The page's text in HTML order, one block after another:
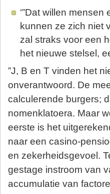
‘”Dat willen
kunnen ze zich niet
zal straks voor een
het nieuwe stelsel,
”J, B en T vinden het
onverantwoord. De
calculerende burgers;
nomenklatoera. Maar
eerste is het
naar een casino-
en zekerheidsgevoel.
gestage instroom van
accumulatie van